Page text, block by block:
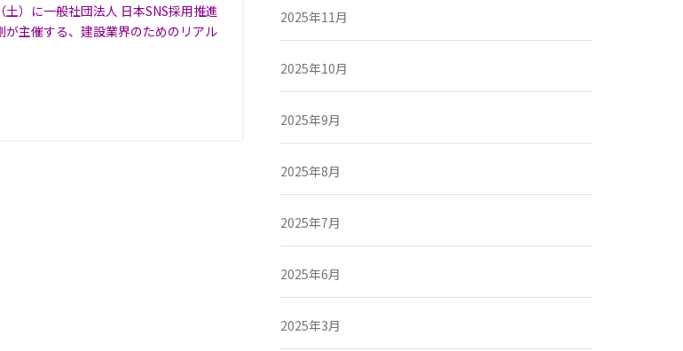
）に一般社団法人 日本SNS採用推進
が主催する、建設業界のためのリアル
2025年11月
2025年10月
2025年9月
2025年8月
2025年7月
2025年6月
2025年3月